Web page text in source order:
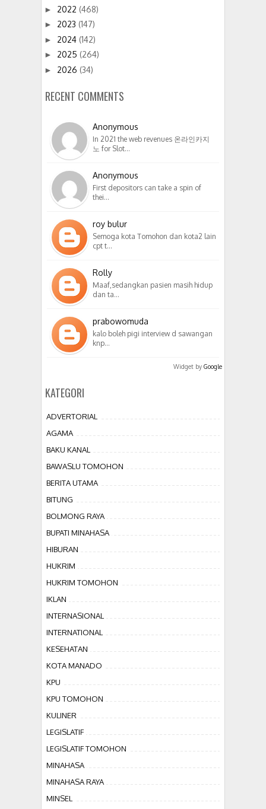
► 2022 (468)
► 2023 (147)
► 2024 (142)
► 2025 (264)
► 2026 (34)
RECENT COMMENTS
Anonymous
In 2021 the web revenues 온라인카지
노 for Slot…
Anonymous
First depositors can take a spin of
thei…
roy bulur
Semoga kota Tomohon dan kota2 lain
cpt t…
Rolly
Maaf,sedangkan pasien masih hidup
dan ta…
prabowomuda
kalo boleh pigi interview d sawangan
knp…
Widget by Google
KATEGORI
ADVERTORIAL
AGAMA
BAKU KANAL
BAWASLU TOMOHON
BERITA UTAMA
BITUNG
BOLMONG RAYA
BUPATI MINAHASA
HIBURAN
HUKRIM
HUKRIM TOMOHON
IKLAN
INTERNASIONAL
INTERNATIONAL
KESEHATAN
KOTA MANADO
KPU
KPU TOMOHON
KULINER
LEGISLATIF
LEGISLATIF TOMOHON
MINAHASA
MINAHASA RAYA
MINSEL